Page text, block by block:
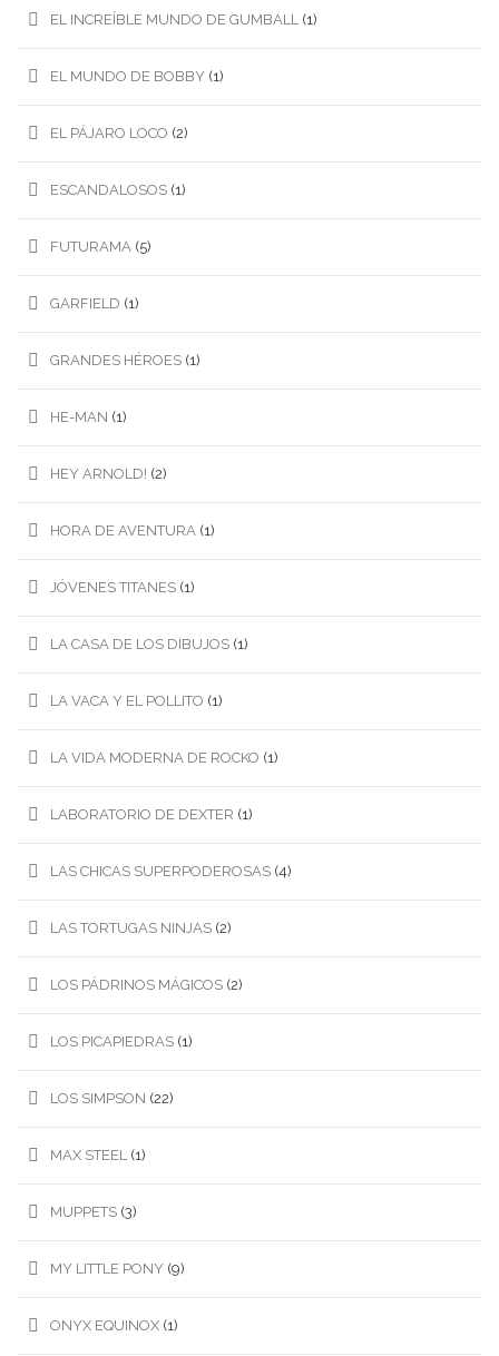
EL INCREÍBLE MUNDO DE GUMBALL (1)
EL MUNDO DE BOBBY (1)
EL PÁJARO LOCO (2)
ESCANDALOSOS (1)
FUTURAMA (5)
GARFIELD (1)
GRANDES HÉROES (1)
HE-MAN (1)
HEY ARNOLD! (2)
HORA DE AVENTURA (1)
JÓVENES TITANES (1)
LA CASA DE LOS DIBUJOS (1)
LA VACA Y EL POLLITO (1)
LA VIDA MODERNA DE ROCKO (1)
LABORATORIO DE DEXTER (1)
LAS CHICAS SUPERPODEROSAS (4)
LAS TORTUGAS NINJAS (2)
LOS PÁDRINOS MÁGICOS (2)
LOS PICAPIEDRAS (1)
LOS SIMPSON (22)
MAX STEEL (1)
MUPPETS (3)
MY LITTLE PONY (9)
ONYX EQUINOX (1)